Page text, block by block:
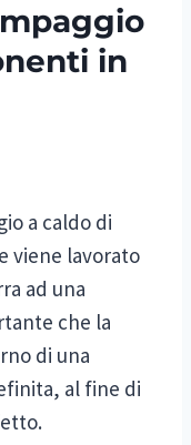
in
a caldo di
viene lavorato
ad una
che la
di una
al fine di